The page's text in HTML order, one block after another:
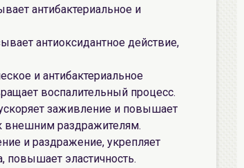
антибактериальное и
антиоксидантное действие,
и антибактериальное
воспалительный процесс.
заживление и повышает
внешним раздражителям.
и раздражение, укрепляет
повышает эластичность.